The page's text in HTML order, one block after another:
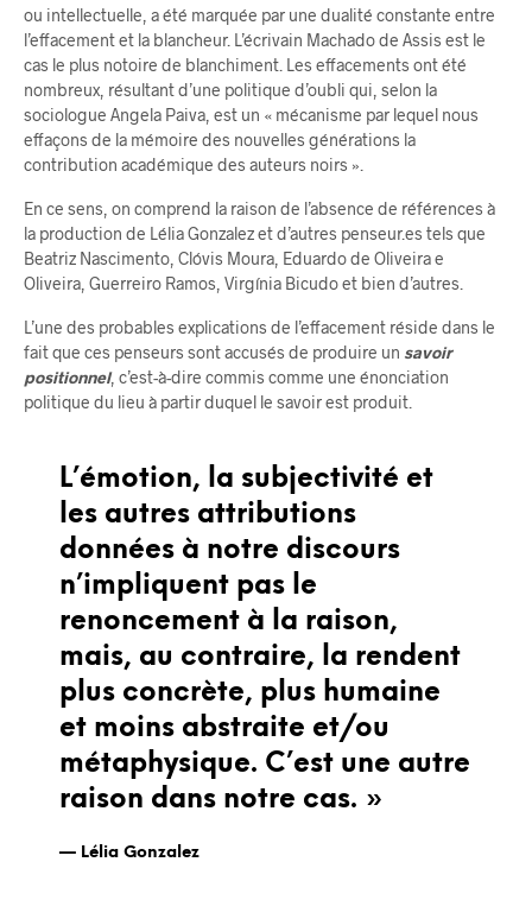
ou intellectuelle, a été marquée par une dualité constante entre
l’effacement et la blancheur. L’écrivain Machado de Assis est le
cas le plus notoire de blanchiment. Les effacements ont été
nombreux, résultant d’une politique d’oubli qui, selon la
sociologue Angela Paiva, est un « mécanisme par lequel nous
effaçons de la mémoire des nouvelles générations la
contribution académique des auteurs noirs ».
En ce sens, on comprend la raison de l’absence de références à
la production de Lélia Gonzalez et d’autres penseur.es tels que
Beatriz Nascimento, Clóvis Moura, Eduardo de Oliveira e
Oliveira, Guerreiro Ramos, Virgínia Bicudo et bien d’autres.
L’une des probables explications de l’effacement réside dans le
fait que ces penseurs sont accusés de produire un savoir
positionnel, c’est-à-dire commis comme une énonciation
politique du lieu à partir duquel le savoir est produit.
L’émotion, la subjectivité et
les autres attributions
données à notre discours
n’impliquent pas le
renoncement à la raison,
mais, au contraire, la rendent
plus concrète, plus humaine
et moins abstraite et/ou
métaphysique. C’est une autre
raison dans notre cas. »
Lélia Gonzalez